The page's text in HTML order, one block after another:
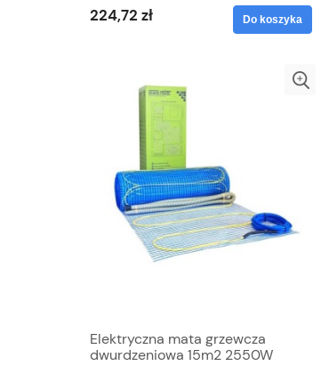
224,72 zł Do koszyka
Elektryczna mata grzewcza
dwurdzeniowa 15m2 2550W